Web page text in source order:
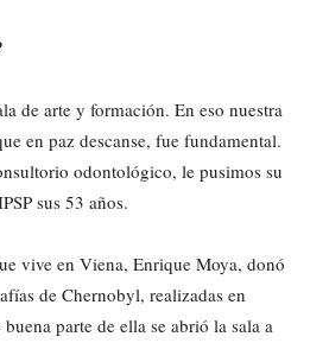
de arte y formación. En eso nuestra
en paz descanse, fue fundamental.
odontológico, le pusimos su
sus 53 años.
vive en Viena, Enrique Moya, donó
de Chernobyl, realizadas en
parte de ella se abrió la sala a